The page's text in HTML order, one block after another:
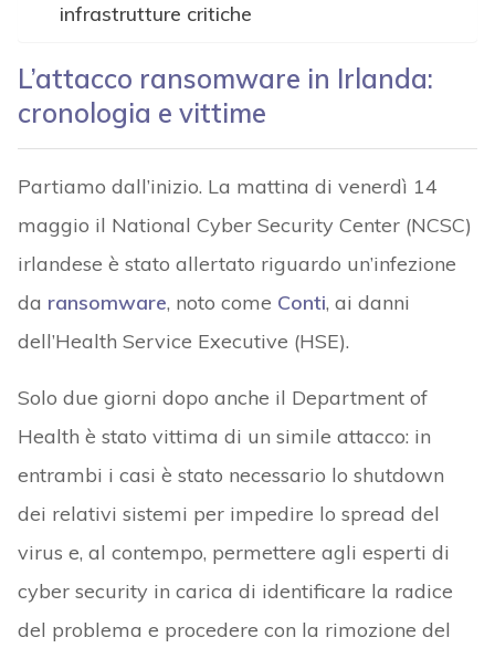
infrastrutture critiche
L’attacco ransomware in Irlanda:
cronologia e vittime
Partiamo dall’inizio. La mattina di venerdì 14
maggio il National Cyber Security Center (NCSC)
irlandese è stato allertato riguardo un’infezione
da ransomware, noto come Conti, ai danni
dell’Health Service Executive (HSE).
Solo due giorni dopo anche il Department of
Health è stato vittima di un simile attacco: in
entrambi i casi è stato necessario lo shutdown
dei relativi sistemi per impedire lo spread del
virus e, al contempo, permettere agli esperti di
cyber security in carica di identificare la radice
del problema e procedere con la rimozione del